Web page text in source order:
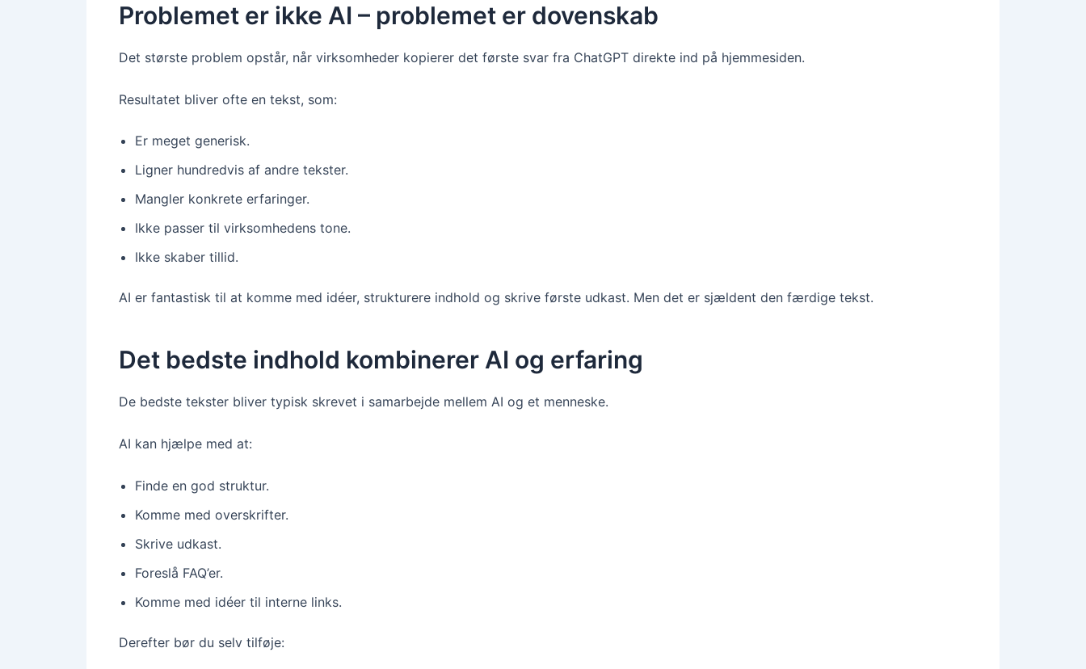
Problemet er ikke AI – problemet er dovenskab
Det største problem opstår, når virksomheder kopierer det første svar fra ChatGPT direkte ind på hjemmesiden.
Resultatet bliver ofte en tekst, som:
Er meget generisk.
Ligner hundredvis af andre tekster.
Mangler konkrete erfaringer.
Ikke passer til virksomhedens tone.
Ikke skaber tillid.
AI er fantastisk til at komme med idéer, strukturere indhold og skrive første udkast. Men det er sjældent den færdige tekst.
Det bedste indhold kombinerer AI og erfaring
De bedste tekster bliver typisk skrevet i samarbejde mellem AI og et menneske.
AI kan hjælpe med at:
Finde en god struktur.
Komme med overskrifter.
Skrive udkast.
Foreslå FAQ’er.
Komme med idéer til interne links.
Derefter bør du selv tilføje: